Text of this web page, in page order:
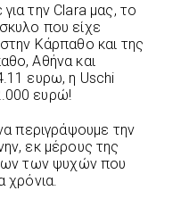
την Clara μας, το
που είχε
Κάρπαθο και της
Αθήνα και
ευρω, η Uschi
ευρώ!
περιγράψουμε την
εκ μέρους της
των ψυχών που
χρόνια.